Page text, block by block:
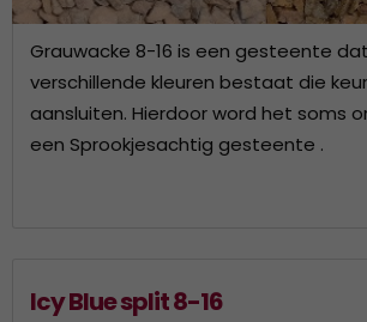
Grauwacke 8-16 is een gesteente
verschillende kleuren bestaat die
aansluiten. Hierdoor word het soms
een Sprookjesachtig gesteente .
Icy Blue split 8-16